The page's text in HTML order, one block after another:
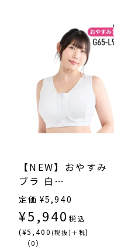
【NEW】おやすみ
ブラ 白
（SP612）
定価 ¥5,940
¥5,940 税込
(¥5,400 (税抜)＋税)
（0）